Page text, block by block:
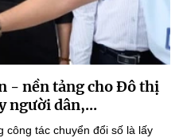
- nền tảng cho Đô thị
người dân,...
công tác chuyển đổi số là lấy